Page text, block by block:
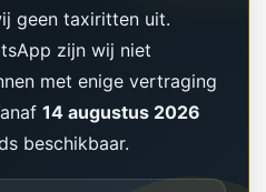
geen taxiritten uit.
zijn wij niet
met enige vertraging
14 augustus 2026
beschikbaar.